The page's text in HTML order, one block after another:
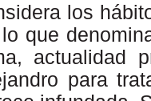
los
lo que
actualidad
para